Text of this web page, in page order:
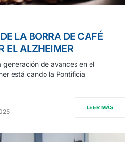
LA BORRA DE CAFÉ
EL ALZHEIMER
generación de avances en el
está dando la Pontificia
LEER MÁS